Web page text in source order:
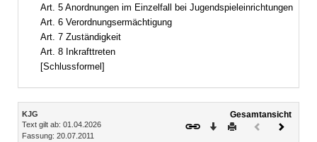
Art. 5 Anordnungen im Einzelfall bei Jugendspieleinrichtungen
Art. 6 Verordnungsermächtigung
Art. 7 Zuständigkeit
Art. 8 Inkrafttreten
[Schlussformel]
Inhalt
KJG
Text gilt ab: 01.04.2026
Fassung: 20.07.2011
Gesamtansicht
Download
DruckenVorheriges